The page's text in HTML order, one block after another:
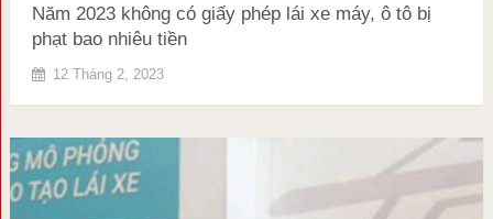
Năm 2023 không có giấy phép lái xe máy, ô tô bị
phạt bao nhiêu tiền
12 Tháng 2, 2023